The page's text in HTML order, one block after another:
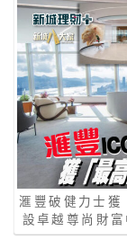
滙豐破健力士
設卓越尊尚財